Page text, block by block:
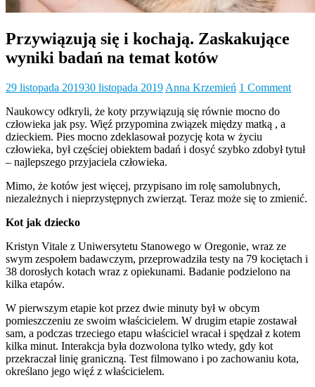
Przywiązują się i kochają. Zaskakujące
wyniki badań na temat kotów
29 listopada 201930 listopada 2019 Anna Krzemień 1 Comment
Naukowcy odkryli, że koty przywiązują się równie mocno do
człowieka jak psy. Więź przypomina związek między matką , a
dzieckiem. Pies mocno zdeklasował pozycję kota w życiu
człowieka, był częściej obiektem badań i dosyć szybko zdobył tytuł
– najlepszego przyjaciela człowieka.
Mimo, że kotów jest więcej, przypisano im rolę samolubnych,
niezależnych i nieprzystępnych zwierząt. Teraz może się to zmienić.
Kot jak dziecko
Kristyn Vitale z Uniwersytetu Stanowego w Oregonie, wraz ze
swym zespołem badawczym, przeprowadziła testy na 79 kociętach i
38 dorosłych kotach wraz z opiekunami. Badanie podzielono na
kilka etapów.
W pierwszym etapie kot przez dwie minuty był w obcym
pomieszczeniu ze swoim właścicielem. W drugim etapie zostawał
sam, a podczas trzeciego etapu właściciel wracał i spędzał z kotem
kilka minut. Interakcja była dozwolona tylko wtedy, gdy kot
przekraczał linię graniczną. Test filmowano i po zachowaniu kota,
określano jego więź z właścicielem.